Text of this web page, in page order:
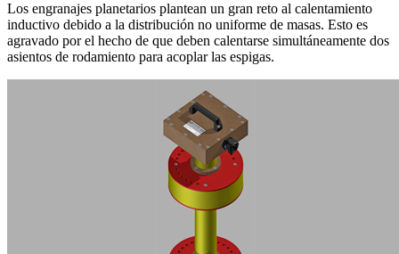
Los engranajes planetarios plantean un gran reto al calentamiento
inductivo debido a la distribución no uniforme de masas. Esto es
agravado por el hecho de que deben calentarse simultáneamente dos
asientos de rodamiento para acoplar las espigas.